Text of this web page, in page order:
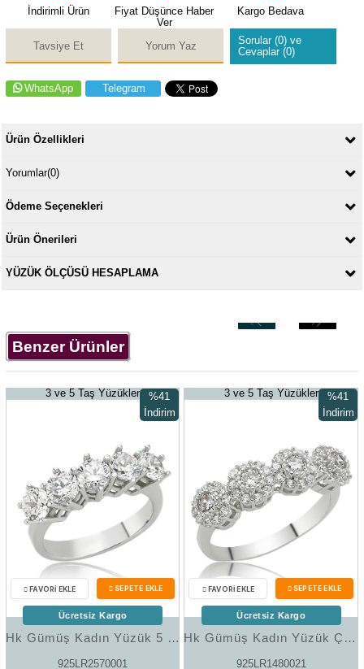
İndirimli Ürün
Fiyat Düşünce Haber
Ver
Kargo Bedava
Tavsiye Et Yorum Yaz
Sorular (0) ve
Cevaplar (0)
WhatsApp Telegram
Ürün Özellikleri
Yorumlar(0)
Ödeme Seçenekleri
Ürün Önerileri
YÜZÜK ÖLÇÜSÜ HESAPLAMA
Benzer Ürünler
3 ve 5 Taş Yüzükler
Hk Gümüş Kadın Yüzük 5 Taş |Gümüş Takı Hediyelik Ürünler
925LR2570001
%41
İndirim
Ücretsiz Kargo
3 ve 5 Taş Yüzükler
Hk Gümüş Kadın Yüzük Çiçekli 5 Taş |Gümüş Takı Hediyelik Ürünler
925LR1480021
%41
İndirim
Ücretsiz Kargo
‹ ›